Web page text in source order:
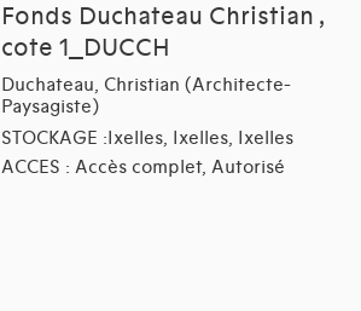
Fonds Duchateau Christian ,
cote 1_DUCCH
Duchateau, Christian (Architecte-
Paysagiste)
STOCKAGE :Ixelles, Ixelles, Ixelles
ACCES : Accès complet, Autorisé